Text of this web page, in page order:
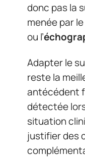
donc pas la
menée par le
ou l’
Adapter le
reste la
antécédent
détectée
situation
justifier des